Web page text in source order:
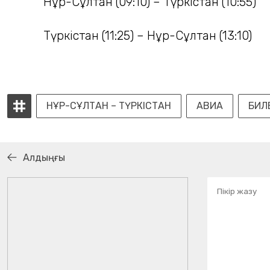
Түркістан (11:25) – Нұр-Сұлтан (13:10)
НҰР-СҰЛТАН – ТҮРКІСТАН АВИА
Алдыңғы